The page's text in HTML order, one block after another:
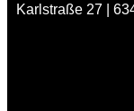
Karlstraße 27 |